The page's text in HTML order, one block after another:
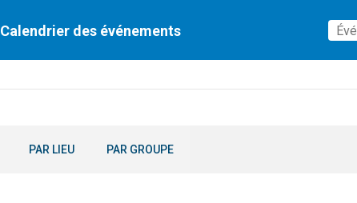
Calendrier des événements
PAR LIEU PAR GROUPE